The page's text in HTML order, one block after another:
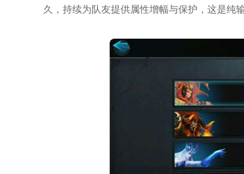
久，持续为队友提供属性增幅与保护，这是纯